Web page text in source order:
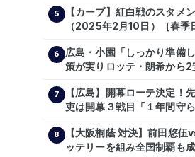
5
【カープ】紅白戦のスタメ
（2025年2月10日）［春季
6
広島・小園「しっかり準備
策が実りロッテ・朗希から2
7
【広島】開幕ローテ決定！
吏は開幕３戦目「１年間守
8
【大阪桐蔭 対決】前田悠伍
ッテリーを組み全国制覇も